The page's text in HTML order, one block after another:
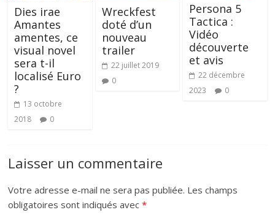
Dies irae
Amantes
amentes, ce
visual novel
sera t-il
localisé Euro
?
13 octobre
2018
0
Wreckfest
doté d’un
nouveau
trailer
22 juillet 2019
0
Persona 5
Tactica :
Vidéo
découverte
et avis
22 décembre
2023
0
Laisser un commentaire
Votre adresse e-mail ne sera pas publiée. Les champs
obligatoires sont indiqués avec*